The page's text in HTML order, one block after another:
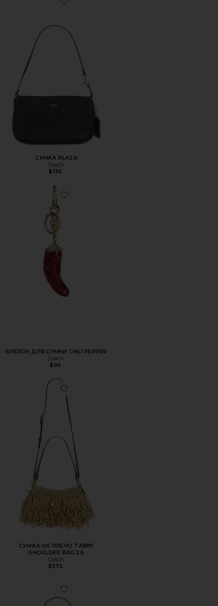
Favorite СУМКА PLAZA
СУМКА PLAZA
Coach
$135
Favorite БРЕЛОК ДЛЯ СУМКИ CHILI PEPPER
БРЕЛОК ДЛЯ СУМКИ CHILI PEPPER
Coach
$95
Favorite СУМКА НА ПЛЕЧО TABBY SHOULDER BAG 26
СУМКА НА ПЛЕЧО TABBY
SHOULDER BAG 26
Coach
$575
Favorite СУМКА НА ПЛЕЧО SOFT QUILTED TABBY